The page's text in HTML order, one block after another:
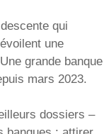
qui
une
grande banque
mars 2023.
dossiers –